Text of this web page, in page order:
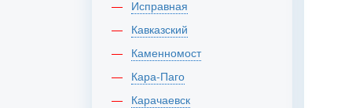
Исправная
Кавказский
Каменномост
Кара-Паго
Карачаевск